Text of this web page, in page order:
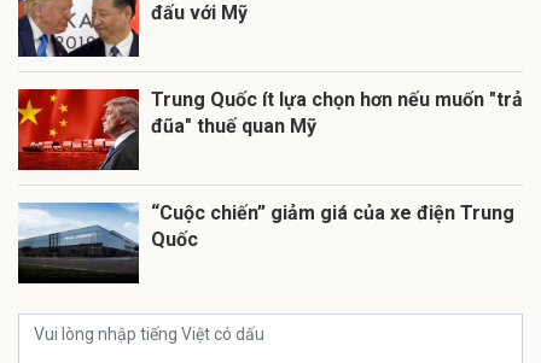
đấu với Mỹ
Trung Quốc ít lựa chọn hơn nếu muốn "trả
đũa" thuế quan Mỹ
“Cuộc chiến” giảm giá của xe điện Trung
Quốc